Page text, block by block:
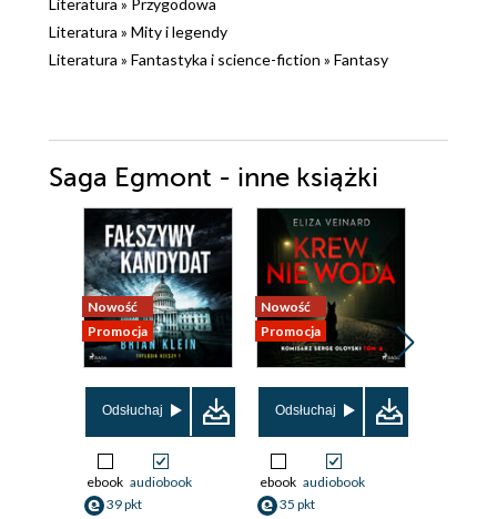
Literatura » Przygodowa
Literatura » Mity i legendy
Literatura » Fantastyka i science-fiction » Fantasy
Saga Egmont - inne książki
Nowość
Promocja
Odsłuchaj
ebook audiobook
39 pkt
Nowość
Promocja
Odsłuchaj
ebook audiobook
35 pkt